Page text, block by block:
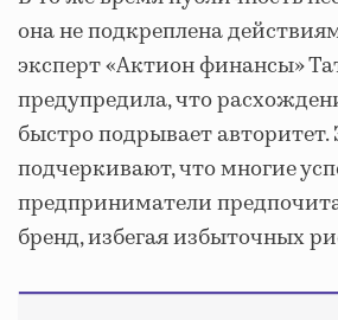
она не подкреплена
эксперт «Актион финансы»
предупредила, что
быстро подрывает
подчеркивают, что многие
предприниматели
бренд, избегая избыточных